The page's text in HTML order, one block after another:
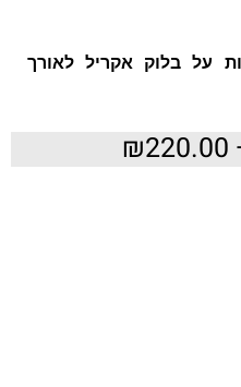
על בלוק אקריל לאורך
₪220.00